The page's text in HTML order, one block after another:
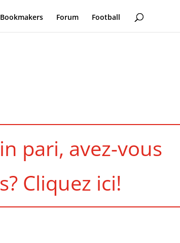
Bookmakers Forum Football
pari, avez-vous
Cliquez ici!